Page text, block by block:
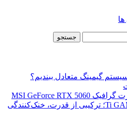
گیمینگ متعادل ببندیم؟
معرفی کارت گرافیک MSI GeForce RTX 5060
Ti GAMING TRIO OC 8GB؛ ترکیبی از قدرت، خنک‌کنندگی